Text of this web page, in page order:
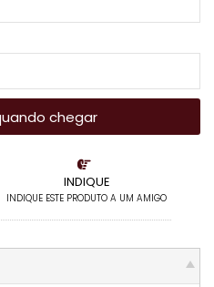
INDIQUE
INDIQUE ESTE PRODUTO A UM AMIGO
chegar